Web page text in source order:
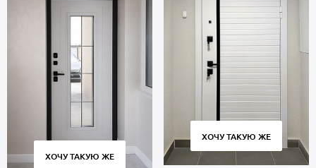
ХОЧУ ТАКУЮ ЖЕ
ХОЧУ ТАКУЮ ЖЕ